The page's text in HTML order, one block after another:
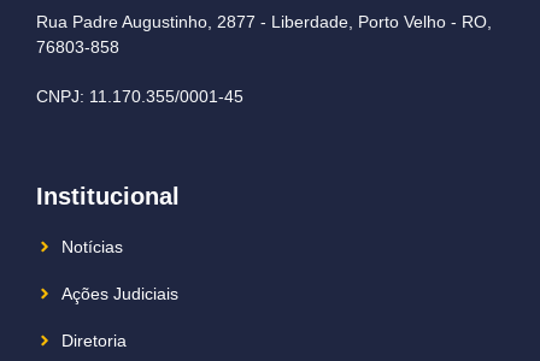
Rua Padre Augustinho, 2877 - Liberdade, Porto Velho - RO,
76803-858
CNPJ: 11.170.355/0001-45
Institucional
Notícias
Ações Judiciais
Diretoria